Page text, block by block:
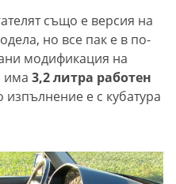
също е версия на
но все пак е в по-
модификация на
има 3,2 литра работен
изпълнение е с кубатура